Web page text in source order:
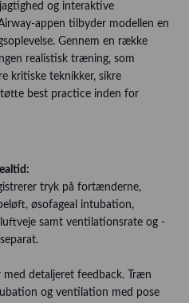
og interaktive
appen tilbyder modellen en
Gennem en række
realistisk træning, som
kritiske teknikker, sikre
best practice inden for
tryk på fortænderne,
øsofageal intubation,
samt ventilationsrate og -
med detaljeret feedback. Træn
og ventilation med pose